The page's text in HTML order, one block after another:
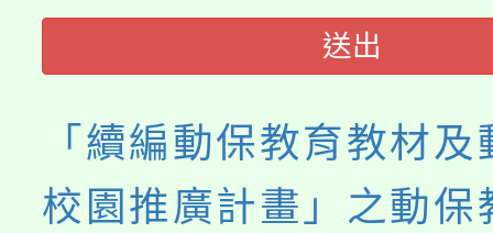
送出
「續編動保教育教材
校園推廣計畫」之動保